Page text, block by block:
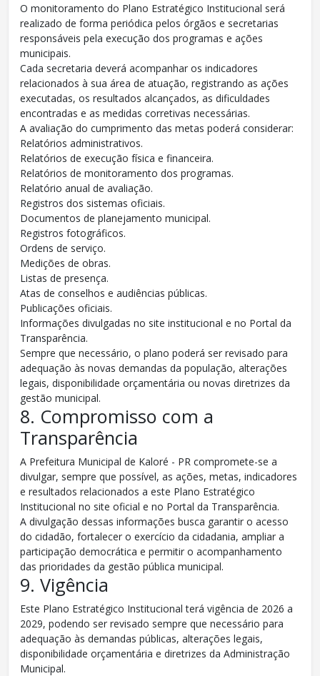
O monitoramento do Plano Estratégico Institucional será
realizado de forma periódica pelos órgãos e secretarias
responsáveis pela execução dos programas e ações
municipais.
Cada secretaria deverá acompanhar os indicadores
relacionados à sua área de atuação, registrando as ações
executadas, os resultados alcançados, as dificuldades
encontradas e as medidas corretivas necessárias.
A avaliação do cumprimento das metas poderá considerar:
Relatórios administrativos.
Relatórios de execução física e financeira.
Relatórios de monitoramento dos programas.
Relatório anual de avaliação.
Registros dos sistemas oficiais.
Documentos de planejamento municipal.
Registros fotográficos.
Ordens de serviço.
Medições de obras.
Listas de presença.
Atas de conselhos e audiências públicas.
Publicações oficiais.
Informações divulgadas no site institucional e no Portal da
Transparência.
Sempre que necessário, o plano poderá ser revisado para
adequação às novas demandas da população, alterações
legais, disponibilidade orçamentária ou novas diretrizes da
gestão municipal.
8. Compromisso com a
Transparência
A Prefeitura Municipal de Kaloré - PR compromete-se a
divulgar, sempre que possível, as ações, metas, indicadores
e resultados relacionados a este Plano Estratégico
Institucional no site oficial e no Portal da Transparência.
A divulgação dessas informações busca garantir o acesso
do cidadão, fortalecer o exercício da cidadania, ampliar a
participação democrática e permitir o acompanhamento
das prioridades da gestão pública municipal.
9. Vigência
Este Plano Estratégico Institucional terá vigência de 2026 a
2029, podendo ser revisado sempre que necessário para
adequação às demandas públicas, alterações legais,
disponibilidade orçamentária e diretrizes da Administração
Municipal.